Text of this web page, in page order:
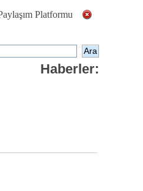
Platformu
Haberler: